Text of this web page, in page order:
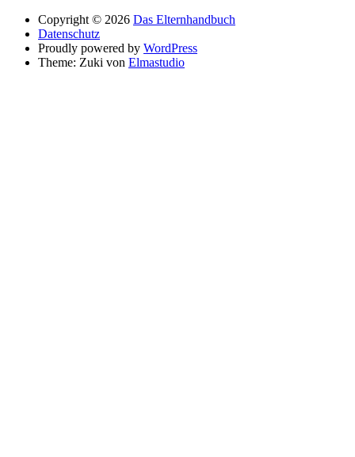
Copyright © 2026 Das Elternhandbuch
Datenschutz
Proudly powered by WordPress
Theme: Zuki von Elmastudio